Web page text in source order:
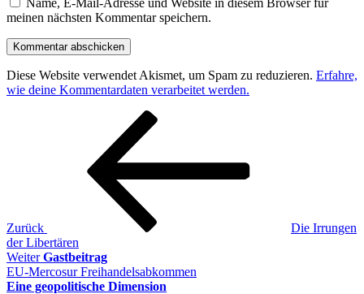
meinen nächsten Kommentar speichern.
Diese Website verwendet Akismet, um Spam zu reduzieren. Erfahre,
wie deine Kommentardaten verarbeitet werden.
Beitragsnavigation
Zurück
Die Irrungen
der Libertären
Nächster
Beitrag
Weiter Gastbeitrag
EU-Mercosur Freihandelsabkommen
Eine geopolitische Dimension